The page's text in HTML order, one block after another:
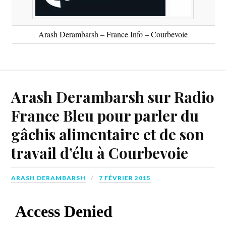
Arash Derambarsh – France Info – Courbevoie
Arash Derambarsh sur Radio
France Bleu pour parler du
gâchis alimentaire et de son
travail d’élu à Courbevoie
ARASH DERAMBARSH 7 FÉVRIER 2015